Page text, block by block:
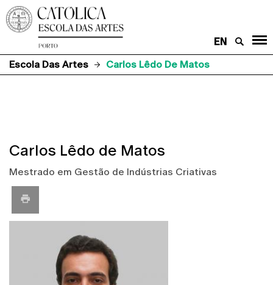
EN
Escola Das Artes
Carlos Lêdo De Matos
Carlos Lêdo de Matos
Mestrado em Gestão de Indústrias Criativas